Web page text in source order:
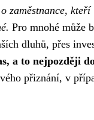
zaměstnance,
Pro mnohé může
dluhů, přes
a to nejpozději
přiznání, v